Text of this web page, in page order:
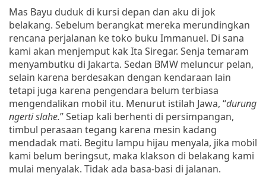
Mas Bayu duduk di kursi depan dan aku di jok
belakang. Sebelum berangkat mereka merundingkan
rencana perjalanan ke toko buku Immanuel. Di sana
kami akan menjemput kak Ita Siregar. Senja temaram
menyambutku di Jakarta. Sedan BMW meluncur pelan,
selain karena berdesakan dengan kendaraan lain
tetapi juga karena pengendara belum terbiasa
mengendalikan mobil itu. Menurut istilah Jawa, “durung
ngerti slahe.” Setiap kali berhenti di persimpangan,
timbul perasaan tegang karena mesin kadang
mendadak mati. Begitu lampu hijau menyala, jika mobil
kami belum beringsut, maka klakson di belakang kami
mulai menyalak. Tidak ada basa-basi di jalanan.